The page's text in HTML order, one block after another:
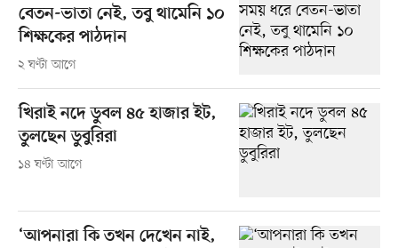
বেতন-ভাতা নেই, তবু থামেনি ১০
শিক্ষকের পাঠদান
২ ঘণ্টা আগে
খিরাই নদে ডুবল ৪৫ হাজার ইট,
তুলছেন ডুবুরিরা
১৪ ঘণ্টা আগে
‘আপনারা কি তখন দেখেন নাই,